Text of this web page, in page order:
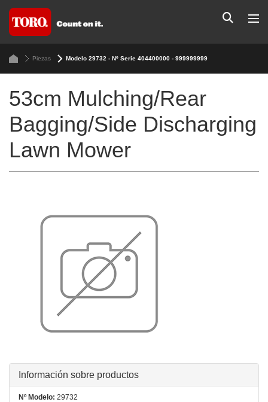
Piezas Modelo 29732 - Nº Serie 404400000 - 999999999
53cm Mulching/Rear
Bagging/Side Discharging
Lawn Mower
Información sobre productos
Nº Modelo: 29732